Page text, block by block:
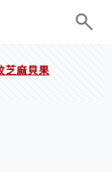
芝麻貝果